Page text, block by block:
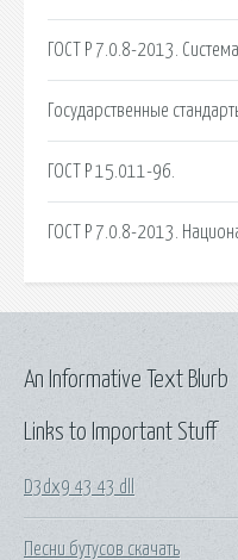
ГОСТ Р 7.0.8-2013.
Государственные
ГОСТ Р 15.011-96.
ГОСТ Р 7.0.8-2013.
Links to Important Stuff
D3dx9 43 43 dll
Песни бутусов скачать
An Informative Text Blurb